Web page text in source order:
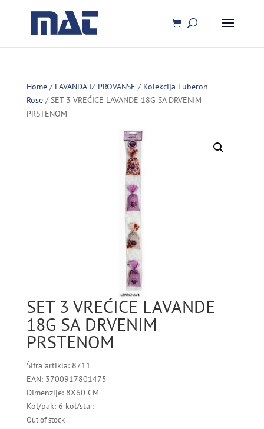
Home/ LAVANDA IZ PROVANSE / Kolekcija Luberon
Rose/ SET 3 VREĆICE LAVANDE 18G SA DRVENIM
PRSTENOM
SET 3 VREĆICE LAVANDE
18G SA DRVENIM
PRSTENOM
Šifra artikla: 8711
EAN: 3700917801475
Dimenzije: 8X60 CM
Kol/pak: 6 kol/sta :
Out of stock